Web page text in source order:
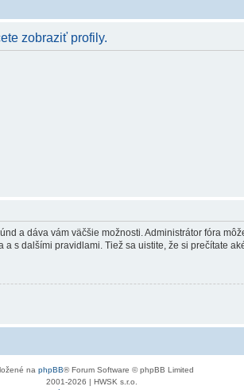
zobraziť profily.
a dáva vám väčšie možnosti. Administrátor fóra
s dalšími pravidlami. Tiež sa uistite, že si prečítate
na phpBB® Forum Software © phpBB Limited
2001-2026 | HWSK s.r.o.